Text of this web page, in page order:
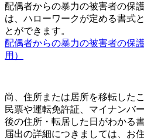
配偶者からの暴力の被害者の保
は、ハローワークが定める書式
とができます。
配偶者からの暴力の被害者の保
用）
尚、住所または居所を移転した
民票や運転免許証、マイナンバ
後の住所・転居した日がわかる
届出の詳細につきましては、お